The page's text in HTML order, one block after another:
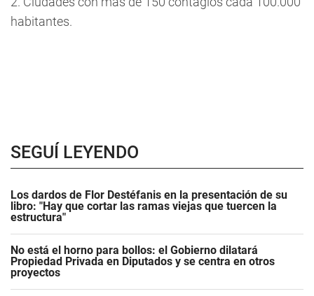
habitantes.
SEGUÍ LEYENDO
Los dardos de Flor Destéfanis en la presentación de su
libro: "Hay que cortar las ramas viejas que tuercen la
estructura"
No está el horno para bollos: el Gobierno dilatará
Propiedad Privada en Diputados y se centra en otros
proyectos